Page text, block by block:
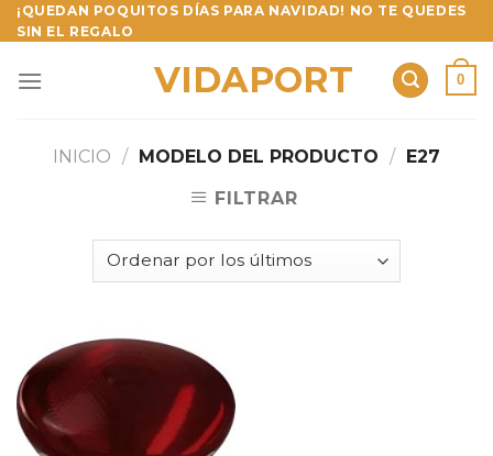
Skip
to
¡QUEDAN POQUITOS DÍAS PARA NAVIDAD! NO TE QUEDES
SIN EL REGALO
VIDAPORT 0
INICIO / MODELO DEL PRODUCTO / E27
FILTRAR